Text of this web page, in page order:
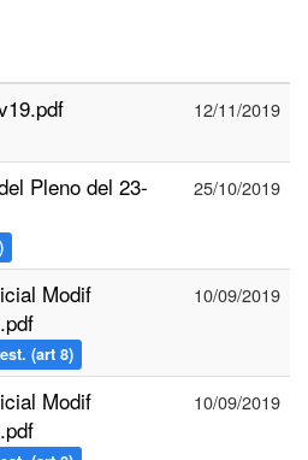
12/11/2019
Pleno del 23-
25/10/2019
Modif
(art 8)
10/09/2019
Modif
10/09/2019